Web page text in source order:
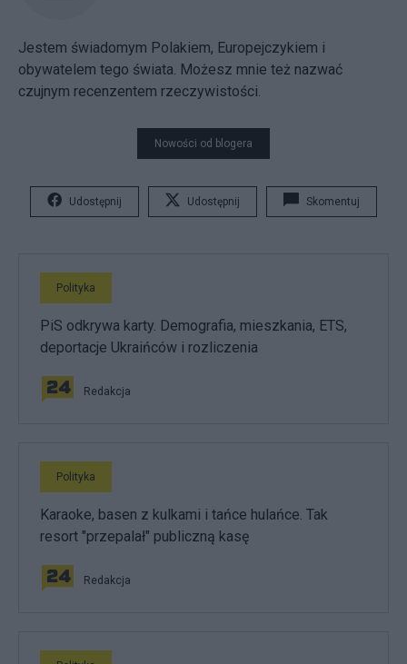
Jestem świadomym Polakiem, Europejczykiem i
obywatelem tego świata. Możesz mnie też nazwać
czujnym recenzentem rzeczywistości.
Nowości od blogera
Udostępnij Udostępnij Skomentuj
Polityka
PiS odkrywa karty. Demografia, mieszkania, ETS,
deportacje Ukraińców i rozliczenia
Redakcja
Polityka
Karaoke, basen z kulkami i tańce hulańce. Tak
resort "przepalał" publiczną kasę
Redakcja